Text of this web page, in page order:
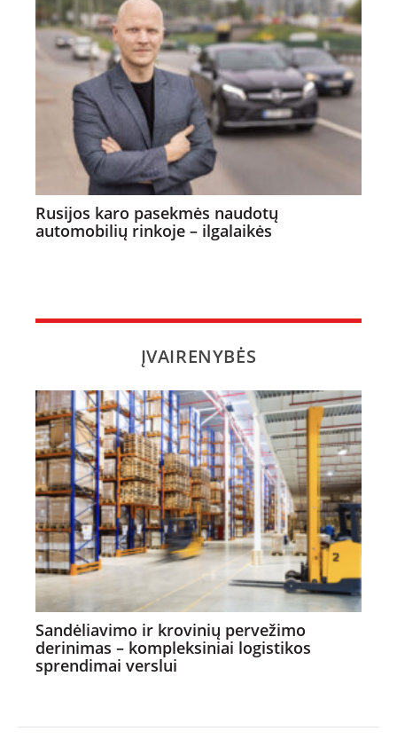
Rusijos karo pasekmės naudotų
automobilių rinkoje – ilgalaikės
ĮVAIRENYBĖS
Sandėliavimo ir krovinių pervežimo
derinimas – kompleksiniai logistikos
sprendimai verslui